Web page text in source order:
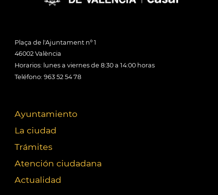
Plaça de l'Ajuntament nº 1
46002 València
Horarios: lunes a viernes de 8:30 a 14:00 horas
Teléfono: 963 52 54 78
Ayuntamiento
La ciudad
Trámites
Atención ciudadana
Actualidad